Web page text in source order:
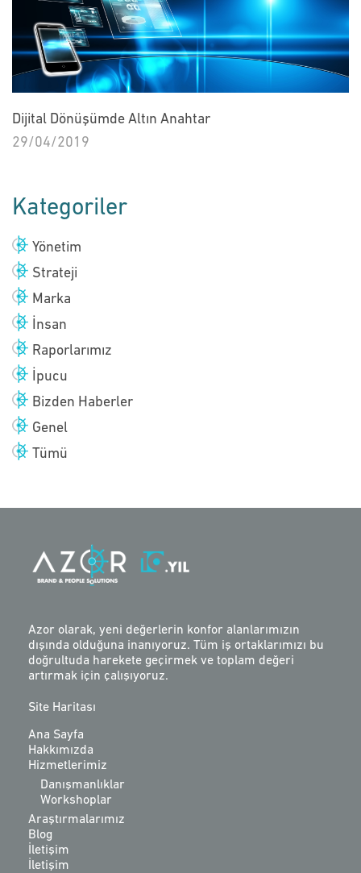
Dijital Dönüşümde Altın Anahtar
29/04/2019
Kategoriler
Yönetim
Strateji
Marka
İnsan
Raporlarımız
İpucu
Bizden Haberler
Genel
Tümü
Azor olarak, yeni değerlerin konfor alanlarımızın
dışında olduğuna inanıyoruz. Tüm iş ortaklarımızı bu
doğrultuda harekete geçirmek ve toplam değeri
artırmak için çalışıyoruz.
Site Haritası
Ana Sayfa
Hakkımızda
Hizmetlerimiz
Danışmanlıklar
Workshoplar
Araştırmalarımız
Blog
İletişim
İletişim